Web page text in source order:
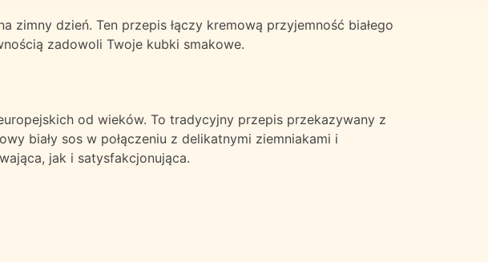
zimny dzień. Ten przepis łączy kremową przyjemność białego
zadowoli Twoje kubki smakowe.
od wieków. To tradycyjny przepis przekazywany z
biały sos w połączeniu z delikatnymi ziemniakami i
jak i satysfakcjonująca.